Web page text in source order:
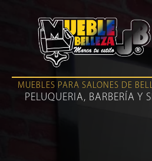
MUEBLES PARA SALONES DE
PELUQUERIA, BARBERÍA Y